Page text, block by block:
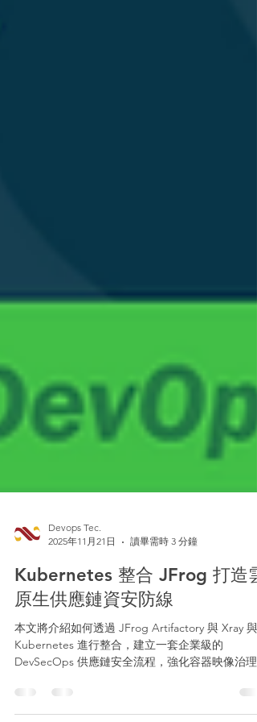
2025年11月21日
讀畢需時 3 分鐘
Kubernetes 整合 JFrog 打造雲
原生供應鏈資安防線
本文將介紹如何透過 JFrog Artifactory 與 Xray 與